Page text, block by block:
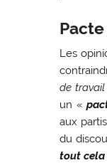
Les
de travail
un «
aux
du
tout cela